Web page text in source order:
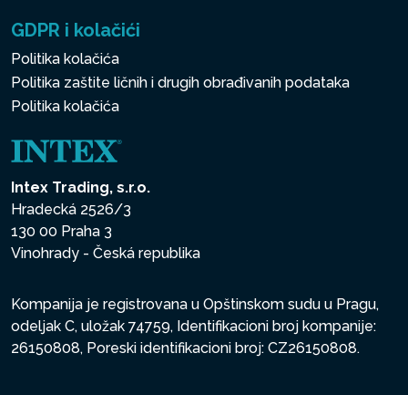
GDPR i kolačići
Politika kolačića
Politika zaštite ličnih i drugih obrađivanih podataka
Politika kolačića
Intex Trading, s.r.o.
Hradecká 2526/3
130 00 Praha 3
Vinohrady - Česká republika
Kompanija je registrovana u Opštinskom sudu u Pragu,
odeljak C, uložak 74759, Identifikacioni broj kompanije:
26150808, Poreski identifikacioni broj: CZ26150808.